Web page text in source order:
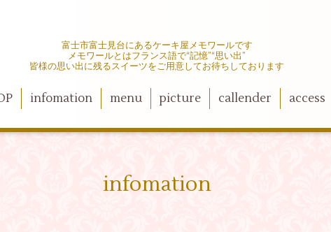
富士市富士見台にあるケーキ屋メモワールです
メモワールとはフランス語で“記憶”“思い出”
皆様の思い出に残るスイーツをご用意してお待ちしております
infomation menu picture callender access
infomation